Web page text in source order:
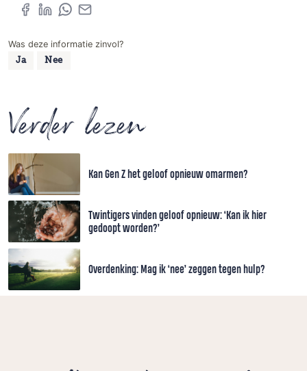
Was deze informatie zinvol?
Ja Nee
Verder lezen
Kan Gen Z het geloof opnieuw omarmen?
Twintigers vinden geloof opnieuw: ‘Kan ik hier
gedoopt worden?’
Overdenking: Mag ik ‘nee’ zeggen tegen hulp?